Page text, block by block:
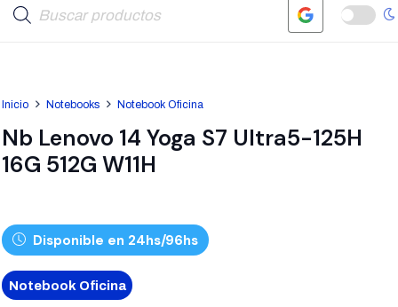
de
productos
Inicio Notebooks Notebook Oficina
Nb Lenovo 14 Yoga S7 Ultra5-125H
16G 512G W11H
Disponible en 24hs/96hs
Notebook Oficina